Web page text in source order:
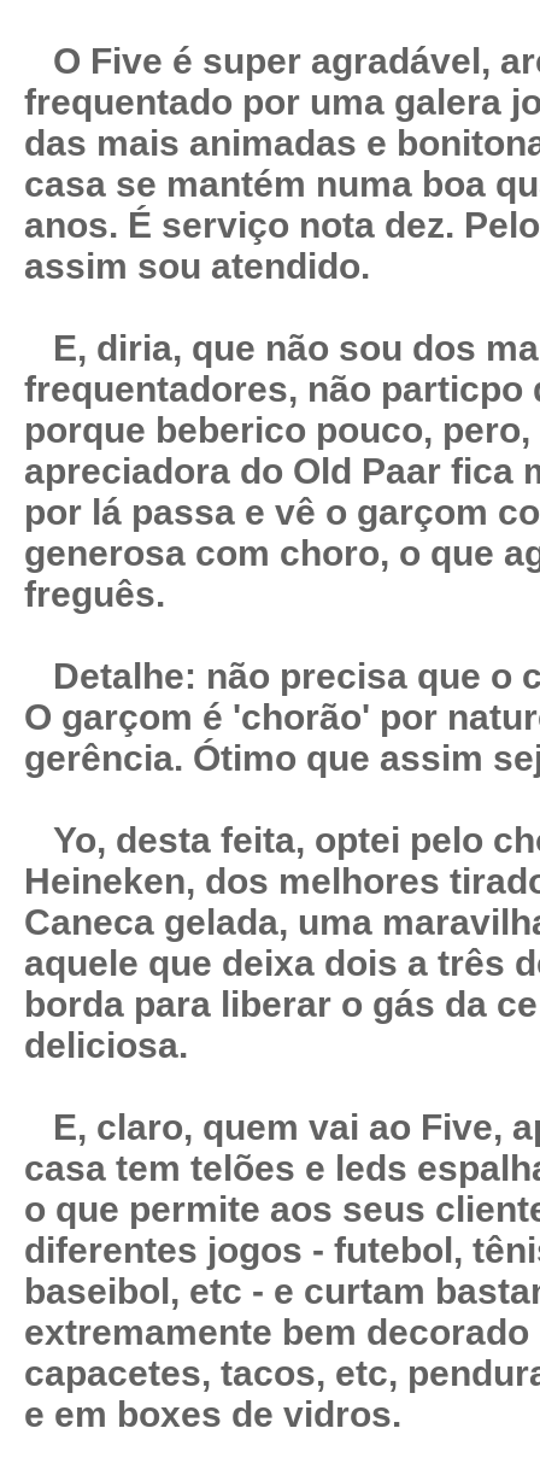
O Five é super agradável,
frequentado por uma galera
das mais animadas e
casa se mantém numa boa
anos. É serviço nota dez.
assim sou atendido.
E, diria, que não sou dos
frequentadores, não particpo
porque beberico pouco,
apreciadora do Old Paar fica
por lá passa e vê o garçom
generosa com choro, o que
freguês.
Detalhe: não precisa que o
O garçom é 'chorão' por
gerência. Ótimo que assim
Yo, desta feita, optei pelo
Heineken, dos melhores
Caneca gelada, uma
aquele que deixa dois a três
borda para liberar o gás da
deliciosa.
E, claro, quem vai ao Five,
casa tem telões e leds
o que permite aos seus
diferentes jogos - futebol,
baseibol, etc - e curtam
extremamente bem
capacetes, tacos, etc,
e em boxes de vidros.